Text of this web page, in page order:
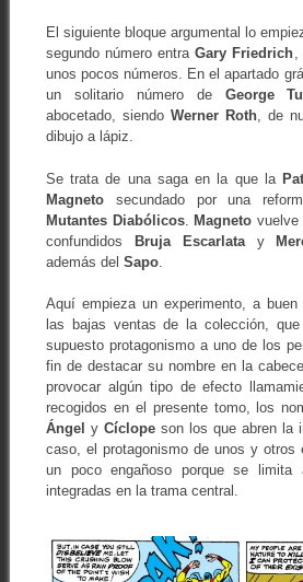
El siguiente bloque argumental lo
segundo número entraGary Friedrich,
unos pocos números. En el apartado
un solitario número de George
abocetado, siendo Werner Roth, de
dibujo a lápiz.
Se trata de una saga en la que la
Magnetosecundado por una
Mutantes Diabólicos.Magneto vuelve
confundidos Bruja Escarlatay
además del Sapo.
Aquí empieza un experimento, a buen
las bajas ventas de la colección,
supuesto protagonismo a uno de los
fin de destacar su nombre en la
provocar algún tipo de efecto
recogidos en el presente tomo, los
Ángel y Cíclopeson los que abren la
caso, el protagonismo de unos y otros
un poco engañoso porque se limita
integradas en la trama central.